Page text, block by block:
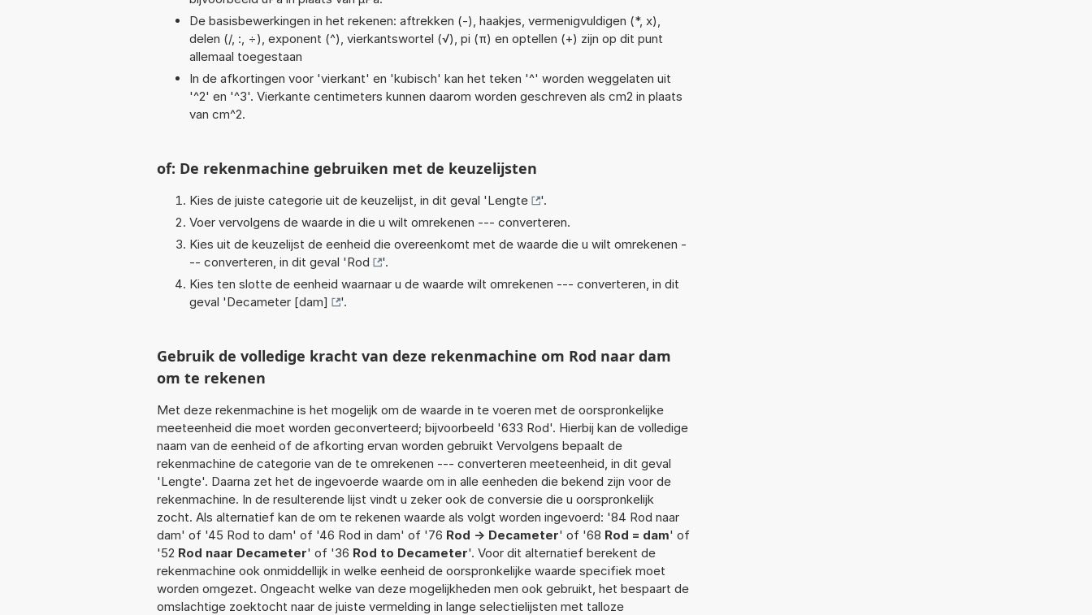
De basisbewerkingen in het rekenen: aftrekken (-), haakjes, vermenigvuldigen (*, x),
delen (/, :, ÷), exponent (^), vierkantswortel (√), pi (π) en optellen (+) zijn op dit punt
allemaal toegestaan
In de afkortingen voor 'vierkant' en 'kubisch' kan het teken '^' worden weggelaten uit
'^2' en '^3'. Vierkante centimeters kunnen daarom worden geschreven als cm2 in plaats
van cm^2.
of: De rekenmachine gebruiken met de keuzelijsten
Kies de juiste categorie uit de keuzelijst, in dit geval 'Lengte
'.
Voer vervolgens de waarde in die u wilt omrekenen --- converteren.
Kies uit de keuzelijst de eenheid die overeenkomt met de waarde die u wilt omrekenen -
-- converteren, in dit geval 'Rod
'.
Kies ten slotte de eenheid waarnaar u de waarde wilt omrekenen --- converteren, in dit
geval 'Decameter [dam] '.
Gebruik de volledige kracht van deze rekenmachine om Rod naar dam
om te rekenen
Met deze rekenmachine is het mogelijk om de waarde in te voeren met de oorspronkelijke
meeteenheid die moet worden geconverteerd; bijvoorbeeld '633 Rod'. Hierbij kan de volledige
naam van de eenheid of de afkorting ervan worden gebruikt Vervolgens bepaalt de
rekenmachine de categorie van de te omrekenen --- converteren meeteenheid, in dit geval
'Lengte'. Daarna zet het de ingevoerde waarde om in alle eenheden die bekend zijn voor de
rekenmachine. In de resulterende lijst vindt u zeker ook de conversie die u oorspronkelijk
zocht. Als alternatief kan de om te rekenen waarde als volgt worden ingevoerd: '84 Rod naar
dam' of '45 Rod to dam' of '46 Rod in dam' of '76 Rod -> Decameter' of '68 Rod = dam' of
'52 Rod naar Decameter' of '36 Rod to Decameter'. Voor dit alternatief berekent de
rekenmachine ook onmiddellijk in welke eenheid de oorspronkelijke waarde specifiek moet
worden omgezet. Ongeacht welke van deze mogelijkheden men ook gebruikt, het bespaart de
omslachtige zoektocht naar de juiste vermelding in lange selectielijsten met talloze